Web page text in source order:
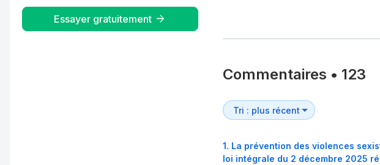
Essayer gratuitement
Commentaires • 123
1. La prévention des violences
loi intégrale du 2 décembre 2025